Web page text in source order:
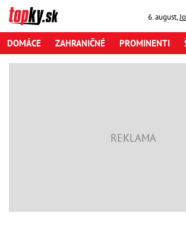
6. august,
DOMÁCE ZAHRANIČNÉ PROMINENTI